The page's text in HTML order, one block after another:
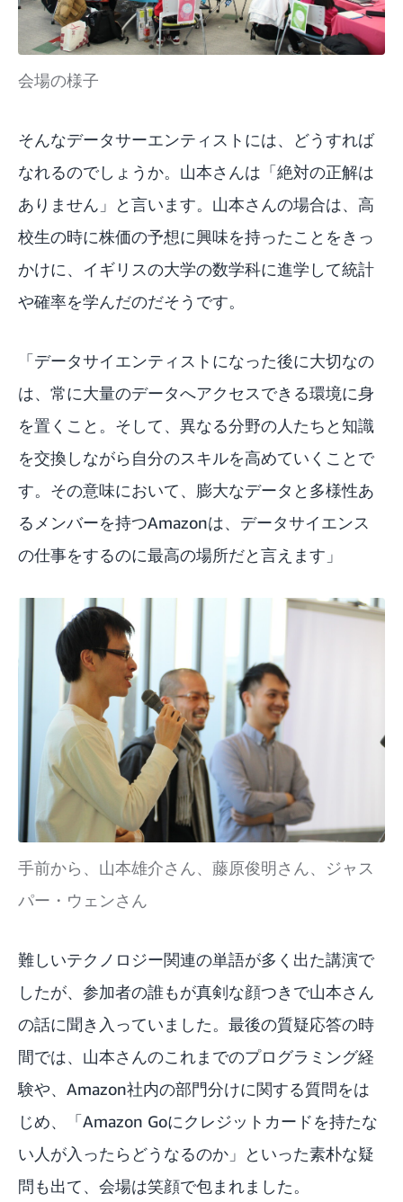
会場の様子
そんなデータサーエンティストには、どうすれば
なれるのでしょうか。山本さんは「絶対の正解は
ありません」と言います。山本さんの場合は、高
校生の時に株価の予想に興味を持ったことをきっ
かけに、イギリスの大学の数学科に進学して統計
や確率を学んだのだそうです。
「データサイエンティストになった後に大切なの
は、常に大量のデータへアクセスできる環境に身
を置くこと。そして、異なる分野の人たちと知識
を交換しながら自分のスキルを高めていくことで
す。その意味において、膨大なデータと多様性あ
るメンバーを持つAmazonは、データサイエンス
の仕事をするのに最高の場所だと言えます」
手前から、山本雄介さん、藤原俊明さん、ジャス
パー・ウェンさん
難しいテクノロジー関連の単語が多く出た講演で
したが、参加者の誰もが真剣な顔つきで山本さん
の話に聞き入っていました。最後の質疑応答の時
間では、山本さんのこれまでのプログラミング経
験や、Amazon社内の部門分けに関する質問をは
じめ、「Amazon Goにクレジットカードを持たな
い人が入ったらどうなるのか」といった素朴な疑
問も出て、会場は笑顔で包まれました。